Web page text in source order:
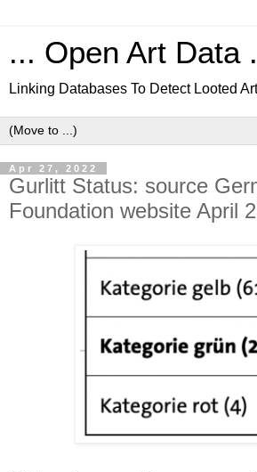
... Open Art Data
Linking Databases To Detect Looted Art
Apr 27, 2022
Gurlitt Status: source
Foundation website April